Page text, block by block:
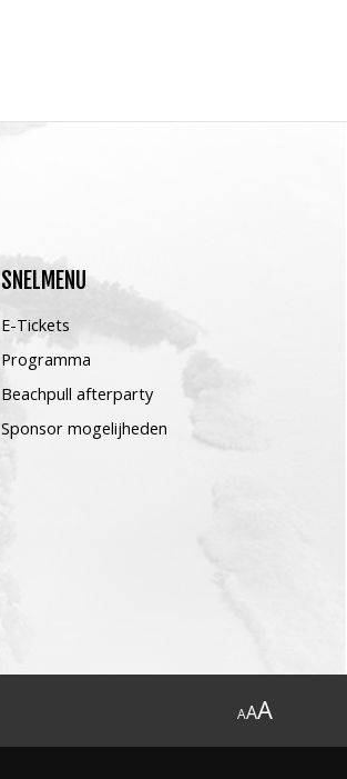
SNELMENU
E-Tickets
Programma
Beachpull afterparty
Sponsor mogelijheden
AAA